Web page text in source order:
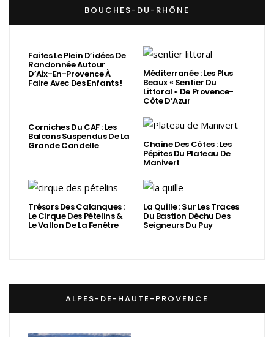
BOUCHES-DU-RHÔNE
Faites Le Plein D’idées De
Randonnée Autour
D’Aix-En-Provence À
Faire Avec Des Enfants !
Méditerranée : Les Plus
Beaux « Sentier Du
Littoral » De Provence-
Côte D’Azur
Corniches Du CAF : Les
Balcons Suspendus De La
Grande Candelle Chaîne Des Côtes : Les
Pépites Du Plateau De
Manivert
Trésors Des Calanques :
Le Cirque Des Pételins &
Le Vallon De La Fenêtre
La Quille : Sur Les Traces
Du Bastion Déchu Des
Seigneurs Du Puy
ALPES-DE-HAUTE-PROVENCE